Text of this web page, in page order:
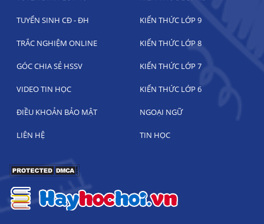
TUYỂN SINH CĐ - ĐH KIẾN THỨC LỚP 9
TRẮC NGHIỆM ONLINE KIẾN THỨC LỚP 8
GÓC CHIA SẺ HSSV KIẾN THỨC LỚP 7
VIDEO TIN HỌC KIẾN THỨC LỚP 6
ĐIỀU KHOẢN BẢO MẬT NGOẠI NGỮ
LIÊN HỆ TIN HỌC